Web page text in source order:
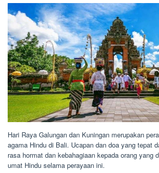
Hari Raya Galungan dan Kuningan merupakan
agama Hindu di Bali. Ucapan dan doa yang tepat
rasa hormat dan kebahagiaan kepada orang yang
umat Hindu selama perayaan ini.